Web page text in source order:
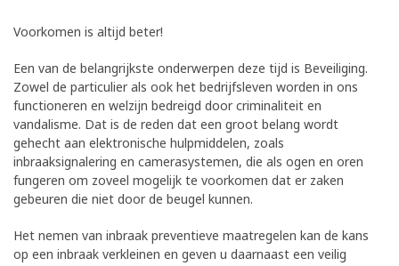
Voorkomen is altijd beter!
Een van de belangrijkste onderwerpen deze tijd is Beveiliging.
Zowel de particulier als ook het bedrijfsleven worden in ons
functioneren en welzijn bedreigd door criminaliteit en
vandalisme. Dat is de reden dat een groot belang wordt
gehecht aan elektronische hulpmiddelen, zoals
inbraaksignalering en camerasystemen, die als ogen en oren
fungeren om zoveel mogelijk te voorkomen dat er zaken
gebeuren die niet door de beugel kunnen.
Het nemen van inbraak preventieve maatregelen kan de kans
op een inbraak verkleinen en geven u daarnaast een veilig